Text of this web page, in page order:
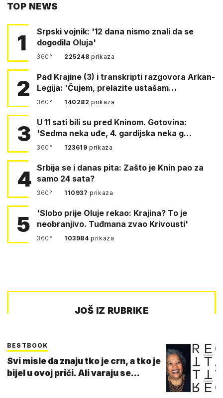
TOP NEWS
1
Srpski vojnik: '12 dana nismo znali da se
dogodila Oluja'
360° 225248prikaza
2
Pad Krajine (3) i transkripti razgovora Arkan-
Legija: 'Čujem, prelazite ustašam…
360° 140282prikaza
3
U 11 sati bili su pred Kninom. Gotovina:
'Sedma neka uđe, 4. gardijska neka g…
360° 123619prikaza
4 Srbija se i danas pita: Zašto je Knin pao za
samo 24 sata?
360° 110937prikaza
5
'Slobo prije Oluje rekao: Krajina? To je
neobranjivo. Tuđmana zvao Krivousti'
360° 103984prikaza
JOŠ IZ RUBRIKE
BESTBOOK
Svi misle da znaju tko je crn, a tko je
bijel u ovoj priči. Ali varaju se...